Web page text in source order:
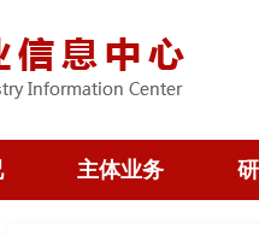
主体业务